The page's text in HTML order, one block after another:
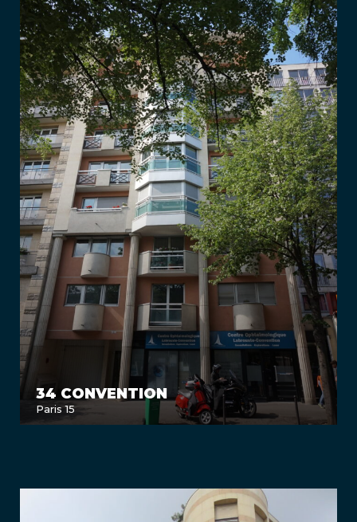
34 CONVENTION
Paris 15